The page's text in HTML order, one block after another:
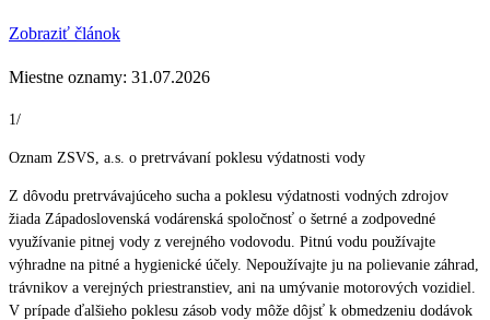
Zobraziť článok
Miestne oznamy: 31.07.2026
1/
Oznam ZSVS, a.s. o pretrvávaní poklesu výdatnosti vody
Z dôvodu pretrvávajúceho sucha a poklesu výdatnosti vodných zdrojov
žiada Západoslovenská vodárenská spoločnosť o šetrné a zodpovedné
využívanie pitnej vody z verejného vodovodu. Pitnú vodu používajte
výhradne na pitné a hygienické účely. Nepoužívajte ju na polievanie záhrad,
trávnikov a verejných priestranstiev, ani na umývanie motorových vozidiel.
V prípade ďalšieho poklesu zásob vody môže dôjsť k obmedzeniu dodávok